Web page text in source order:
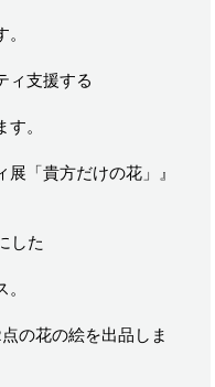
ィ支援する
。
展「貴方だけの花」』
した
の花の絵を出品しま